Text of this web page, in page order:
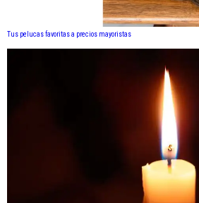
Tus pelucas favoritas a precios mayoristas